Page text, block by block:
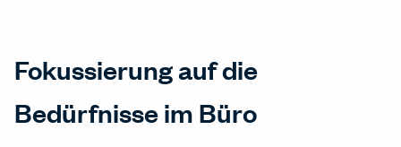
Fokussierung auf die
Bedürfnisse im Büro